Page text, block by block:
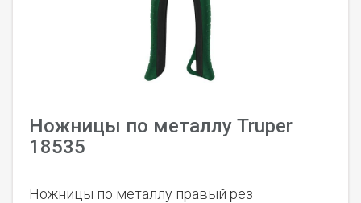
Ножницы по металлу Truper
18535
Ножницы по металлу правый рез